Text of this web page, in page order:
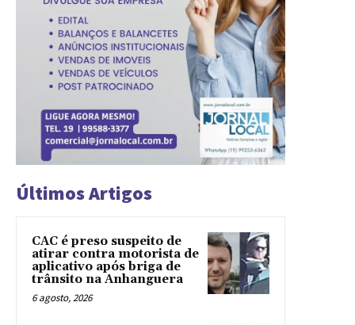
Últimos Artigos
CAC é preso suspeito de
atirar contra motorista de
aplicativo após briga de
trânsito na Anhanguera
6 agosto, 2026